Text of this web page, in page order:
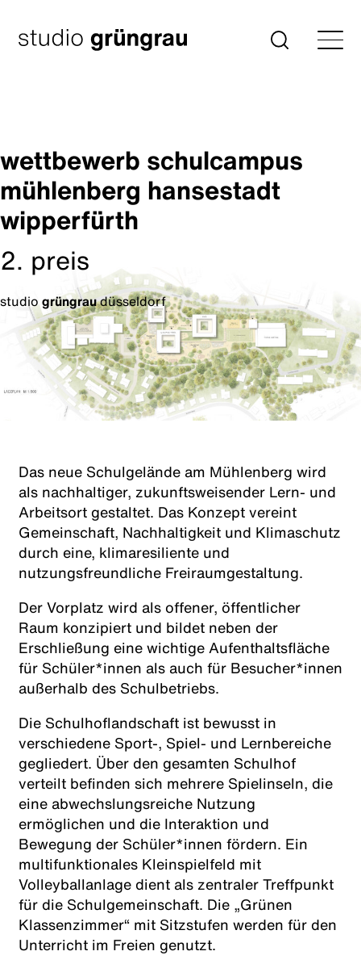
Inhalt
springen
Startseite Suche
wettbewerb schulcampus
mühlenberg hansestadt
wipperfürth
2. preis
studiogrüngraudüsseldorf
Das neue Schulgelände am Mühlenberg wird
als nachhaltiger, zukunftsweisender Lern- und
Arbeitsort gestaltet. Das Konzept vereint
Gemeinschaft, Nachhaltigkeit und Klimaschutz
durch eine, klimaresiliente und
nutzungsfreundliche Freiraumgestaltung.
Der Vorplatz wird als offener, öffentlicher
Raum konzipiert und bildet neben der
Erschließung eine wichtige Aufenthaltsfläche
für Schüler*innen als auch für Besucher*innen
außerhalb des Schulbetriebs.
Die Schulhoflandschaft ist bewusst in
verschiedene Sport-, Spiel- und Lernbereiche
gegliedert. Über den gesamten Schulhof
verteilt befinden sich mehrere Spielinseln, die
eine abwechslungsreiche Nutzung
ermöglichen und die Interaktion und
Bewegung der Schüler*innen fördern. Ein
multifunktionales Kleinspielfeld mit
Volleyballanlage dient als zentraler Treffpunkt
für die Schulgemeinschaft. Die „Grünen
Klassenzimmer“ mit Sitzstufen werden für den
Unterricht im Freien genutzt.